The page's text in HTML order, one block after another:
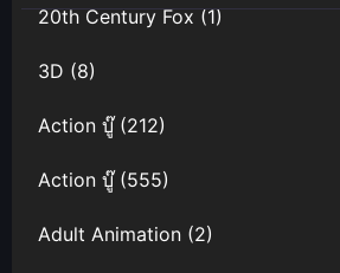
20th Century Fox(1)
3D (8)
Action บู๊(212)
Action บู๊(555)
Adult Animation (2)